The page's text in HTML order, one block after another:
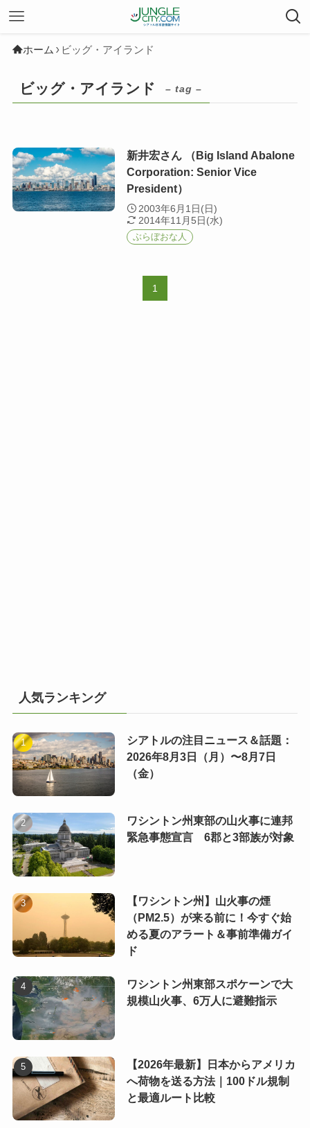
ホーム ビッグ・アイランド
ビッグ・アイランド – tag –
新井宏さん （Big Island Abalone
Corporation: Senior Vice
President）
2003年6月1日(日)
2014年11月5日(水)
ぶらぼおな人
1
人気ランキング
シアトルの注目ニュース＆話題：
2026年8月3日（月）〜8月7日
（金）
ワシントン州東部の山火事に連邦
緊急事態宣言 6郡と3部族が対象
【ワシントン州】山火事の煙
（PM2.5）が来る前に！今すぐ始
める夏のアラート＆事前準備ガイ
ド
ワシントン州東部スポケーンで大
規模山火事、6万人に避難指示
【2026年最新】日本からアメリカ
へ荷物を送る方法｜100ドル規制
と最適ルート比較